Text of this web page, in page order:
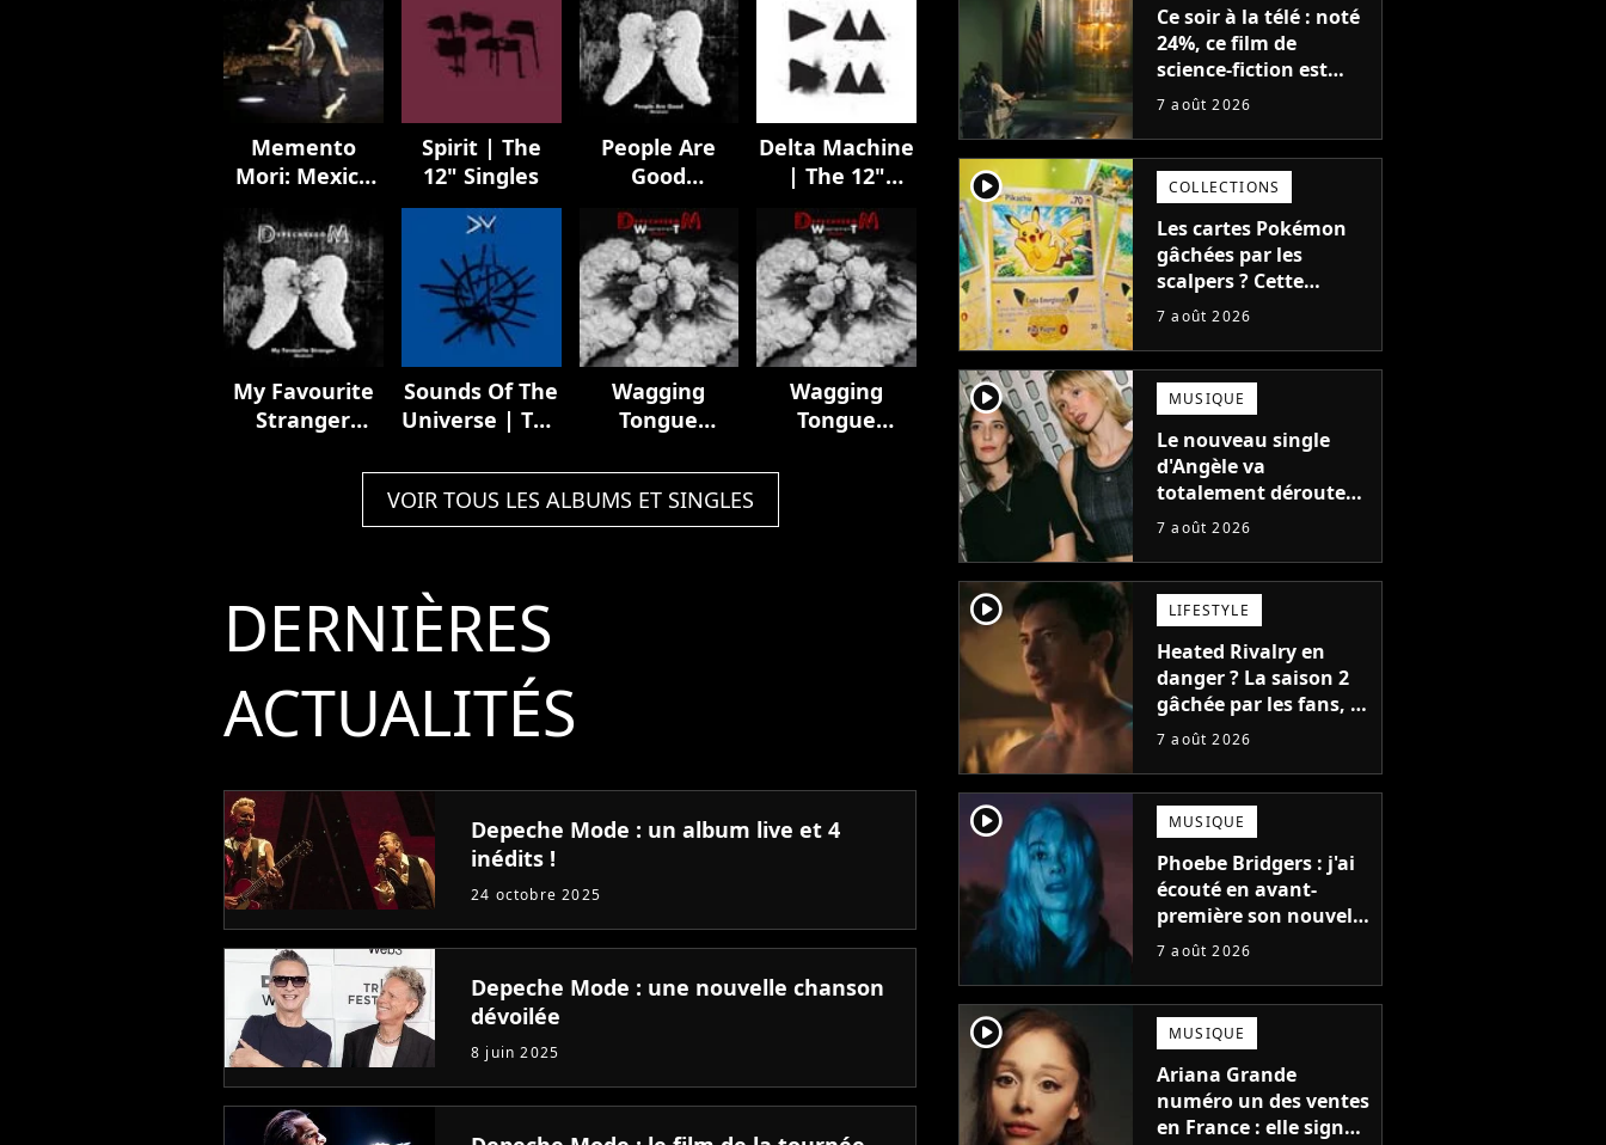
Memento
Mori: Mexico
Spirit | The
12" Singles
People Are
Good
(Remixes)
Delta Machine
| The 12"
Singles
My Favourite
Stranger
Sounds Of The
Universe | The
Wagging
Tongue
Wagging
Tongue
VOIR TOUS LES ALBUMS ET SINGLES
DERNIÈRES
ACTUALITÉS
Depeche Mode : un album live et 4
inédits !
24 octobre 2025
Depeche Mode : une nouvelle chanson
dévoilée
8 juin 2025
Ce soir à la télé : noté
24%, ce film de
science-fiction est
complètement raté,
encore pire à cause de
son acteur
7 août 2026
player2 COLLECTIONS
Les cartes Pokémon
gâchées par les
scalpers ? Cette
technique géniale
ruiner les revendeurs
7 août 2026
player2 MUSIQUE
Le nouveau single
d'Angèle va
totalement dérouter
le public, et c'est une
7 août 2026
player2 LIFESTYLE
Heated Rivalry en
danger ? La saison 2
gâchée par les fans, le
créateur pousse un
7 août 2026
player2 MUSIQUE
Phoebe Bridgers : j'ai
écouté en avant-
première son nouvel
album, c'est le bijou
7 août 2026
player2 MUSIQUE
Ariana Grande
numéro un des ventes
en France : elle signe